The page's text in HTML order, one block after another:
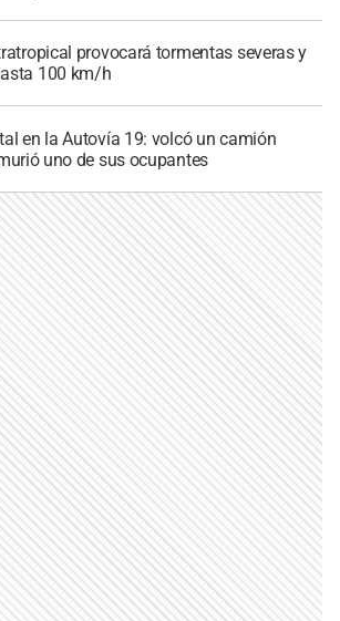
provocará tormentas severas y
100 km/h
en la Autovía 19: volcó un camión
uno de sus ocupantes